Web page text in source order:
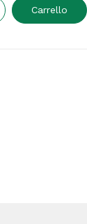
RockerCarrello